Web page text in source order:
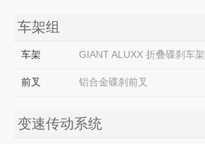
车架组
车架 GIANT ALUXX 折叠碟刹车架
前叉 铝合金碟刹前叉
变速传动系统